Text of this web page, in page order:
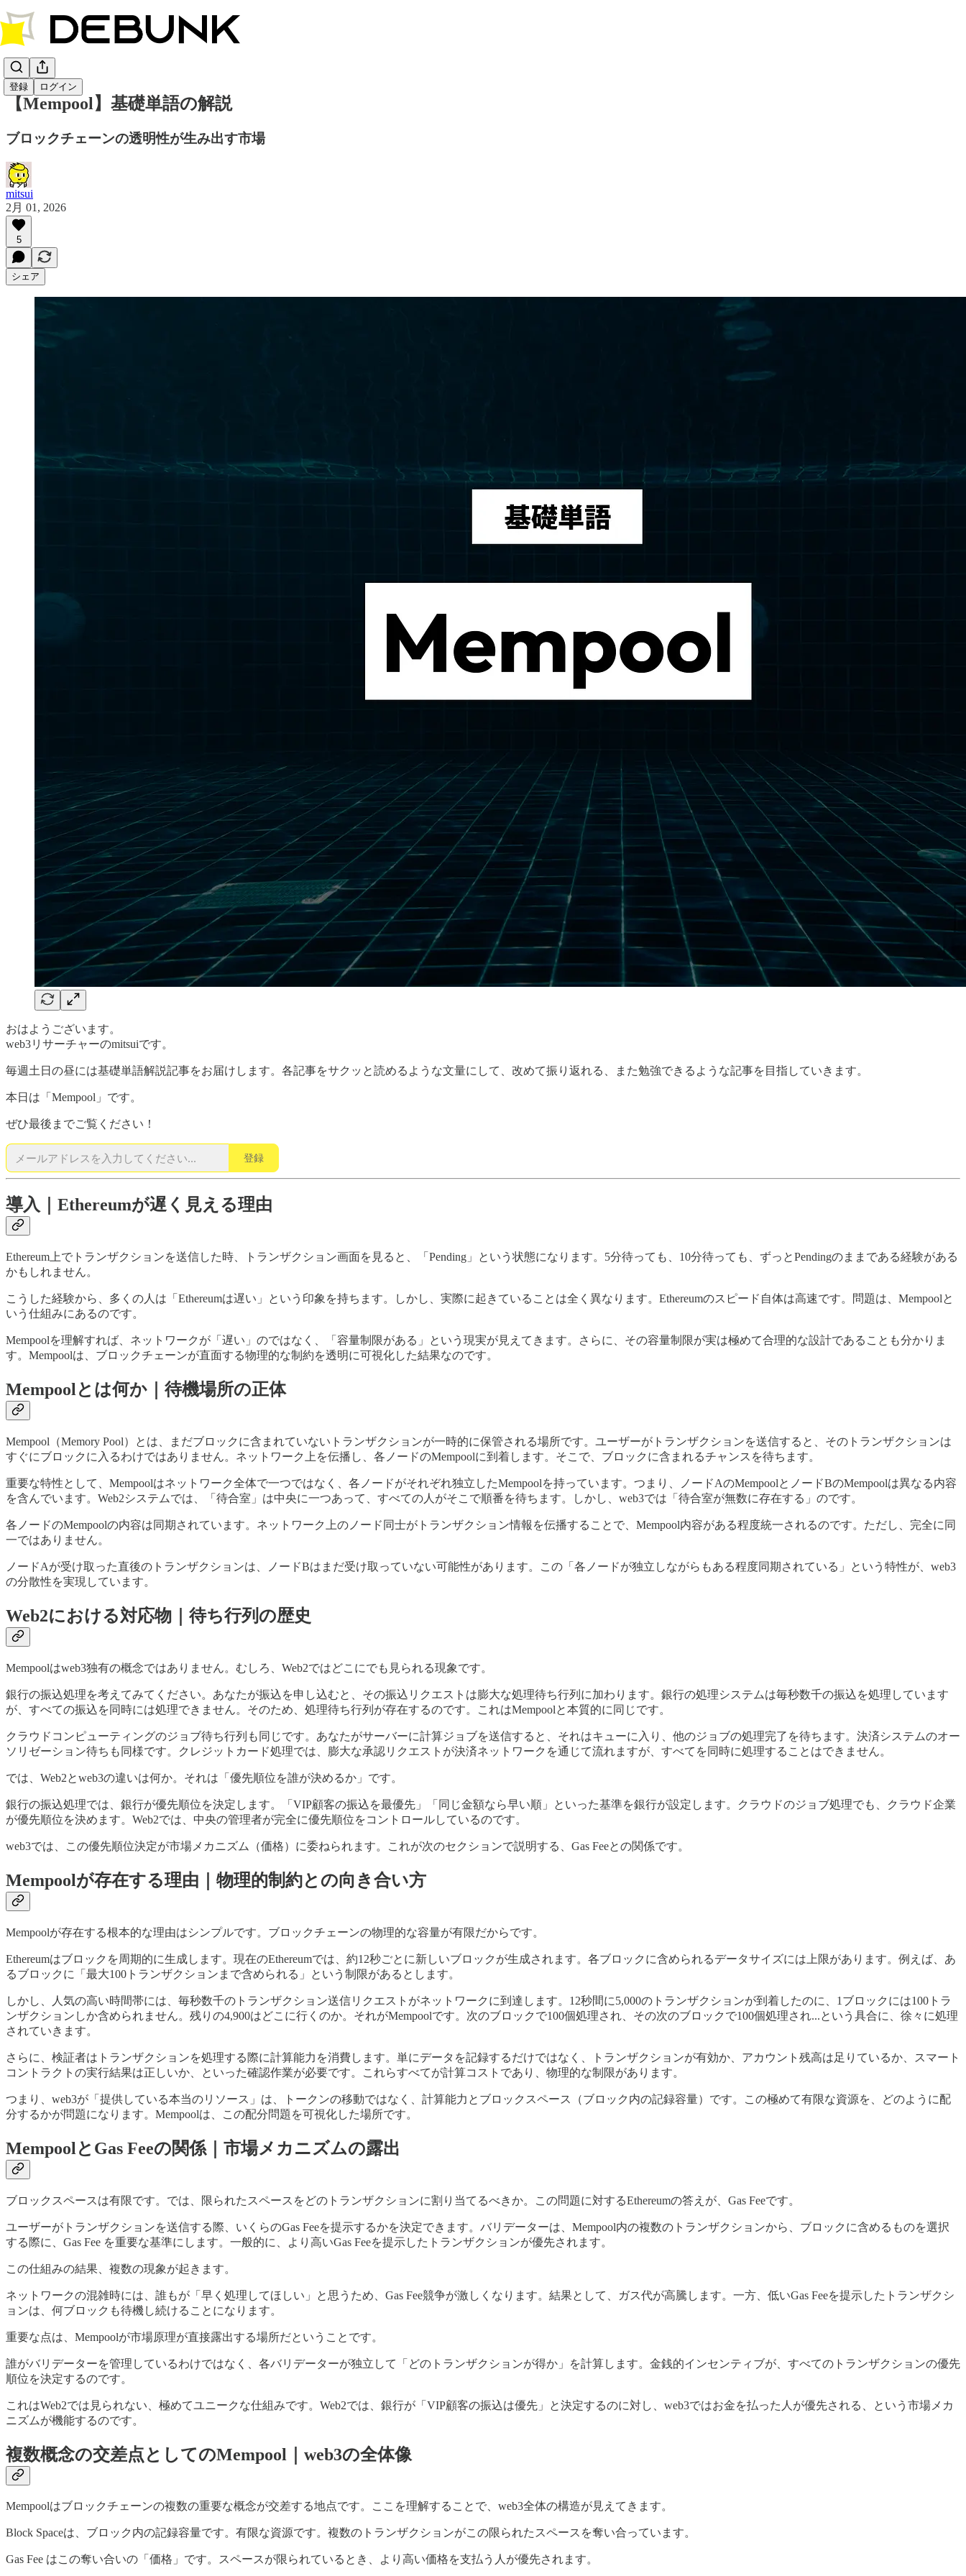
登録 ログイン
【Mempool】基礎単語の解説
ブロックチェーンの透明性が生み出す市場
mitsui
2月 01, 2026
5
シェア
おはようございます。
web3リサーチャーのmitsuiです。
毎週土日の昼には基礎単語解説記事をお届けします。各記事をサクッと読めるような文量にして、改めて振り返れる、また勉強できるような記事を目指していきます。
本日は「Mempool」です。
ぜひ最後までご覧ください！
登録
導入｜Ethereumが遅く見える理由
Ethereum上でトランザクションを送信した時、トランザクション画面を見ると、「Pending」という状態になります。5分待っても、10分待っても、ずっとPendingのままである経験がある
かもしれません。
こうした経験から、多くの人は「Ethereumは遅い」という印象を持ちます。しかし、実際に起きていることは全く異なります。Ethereumのスピード自体は高速です。問題は、Mempoolと
いう仕組みにあるのです。
Mempoolを理解すれば、ネットワークが「遅い」のではなく、「容量制限がある」という現実が見えてきます。さらに、その容量制限が実は極めて合理的な設計であることも分かりま
す。Mempoolは、ブロックチェーンが直面する物理的な制約を透明に可視化した結果なのです。
Mempoolとは何か｜待機場所の正体
Mempool（Memory Pool）とは、まだブロックに含まれていないトランザクションが一時的に保管される場所です。ユーザーがトランザクションを送信すると、そのトランザクションは
すぐにブロックに入るわけではありません。ネットワーク上を伝播し、各ノードのMempoolに到着します。そこで、ブロックに含まれるチャンスを待ちます。
重要な特性として、Mempoolはネットワーク全体で一つではなく、各ノードがそれぞれ独立したMempoolを持っています。つまり、ノードAのMempoolとノードBのMempoolは異なる内容
を含んでいます。Web2システムでは、「待合室」は中央に一つあって、すべての人がそこで順番を待ちます。しかし、web3では「待合室が無数に存在する」のです。
各ノードのMempoolの内容は同期されています。ネットワーク上のノード同士がトランザクション情報を伝播することで、Mempool内容がある程度統一されるのです。ただし、完全に同
一ではありません。
ノードAが受け取った直後のトランザクションは、ノードBはまだ受け取っていない可能性があります。この「各ノードが独立しながらもある程度同期されている」という特性が、web3
の分散性を実現しています。
Web2における対応物｜待ち行列の歴史
Mempoolはweb3独有の概念ではありません。むしろ、Web2ではどこにでも見られる現象です。
銀行の振込処理を考えてみてください。あなたが振込を申し込むと、その振込リクエストは膨大な処理待ち行列に加わります。銀行の処理システムは毎秒数千の振込を処理しています
が、すべての振込を同時には処理できません。そのため、処理待ち行列が存在するのです。これはMempoolと本質的に同じです。
クラウドコンピューティングのジョブ待ち行列も同じです。あなたがサーバーに計算ジョブを送信すると、それはキューに入り、他のジョブの処理完了を待ちます。決済システムのオー
ソリゼーション待ちも同様です。クレジットカード処理では、膨大な承認リクエストが決済ネットワークを通じて流れますが、すべてを同時に処理することはできません。
では、Web2とweb3の違いは何か。それは「優先順位を誰が決めるか」です。
銀行の振込処理では、銀行が優先順位を決定します。「VIP顧客の振込を最優先」「同じ金額なら早い順」といった基準を銀行が設定します。クラウドのジョブ処理でも、クラウド企業
が優先順位を決めます。Web2では、中央の管理者が完全に優先順位をコントロールしているのです。
web3では、この優先順位決定が市場メカニズム（価格）に委ねられます。これが次のセクションで説明する、Gas Feeとの関係です。
Mempoolが存在する理由｜物理的制約との向き合い方
Mempoolが存在する根本的な理由はシンプルです。ブロックチェーンの物理的な容量が有限だからです。
Ethereumはブロックを周期的に生成します。現在のEthereumでは、約12秒ごとに新しいブロックが生成されます。各ブロックに含められるデータサイズには上限があります。例えば、あ
るブロックに「最大100トランザクションまで含められる」という制限があるとします。
しかし、人気の高い時間帯には、毎秒数千のトランザクション送信リクエストがネットワークに到達します。12秒間に5,000のトランザクションが到着したのに、1ブロックには100トラ
ンザクションしか含められません。残りの4,900はどこに行くのか。それがMempoolです。次のブロックで100個処理され、その次のブロックで100個処理され...という具合に、徐々に処理
されていきます。
さらに、検証者はトランザクションを処理する際に計算能力を消費します。単にデータを記録するだけではなく、トランザクションが有効か、アカウント残高は足りているか、スマート
コントラクトの実行結果は正しいか、といった確認作業が必要です。これらすべてが計算コストであり、物理的な制限があります。
つまり、web3が「提供している本当のリソース」は、トークンの移動ではなく、計算能力とブロックスペース（ブロック内の記録容量）です。この極めて有限な資源を、どのように配
分するかが問題になります。Mempoolは、この配分問題を可視化した場所です。
MempoolとGas Feeの関係｜市場メカニズムの露出
ブロックスペースは有限です。では、限られたスペースをどのトランザクションに割り当てるべきか。この問題に対するEthereumの答えが、Gas Feeです。
ユーザーがトランザクションを送信する際、いくらのGas Feeを提示するかを決定できます。バリデーターは、Mempool内の複数のトランザクションから、ブロックに含めるものを選択
する際に、Gas Fee を重要な基準にします。一般的に、より高いGas Feeを提示したトランザクションが優先されます。
この仕組みの結果、複数の現象が起きます。
ネットワークの混雑時には、誰もが「早く処理してほしい」と思うため、Gas Fee競争が激しくなります。結果として、ガス代が高騰します。一方、低いGas Feeを提示したトランザクシ
ョンは、何ブロックも待機し続けることになります。
重要な点は、Mempoolが市場原理が直接露出する場所だということです。
誰がバリデーターを管理しているわけではなく、各バリデーターが独立して「どのトランザクションが得か」を計算します。金銭的インセンティブが、すべてのトランザクションの優先
順位を決定するのです。
これはWeb2では見られない、極めてユニークな仕組みです。Web2では、銀行が「VIP顧客の振込は優先」と決定するのに対し、web3ではお金を払った人が優先される、という市場メカ
ニズムが機能するのです。
複数概念の交差点としてのMempool｜web3の全体像
Mempoolはブロックチェーンの複数の重要な概念が交差する地点です。ここを理解することで、web3全体の構造が見えてきます。
Block Spaceは、ブロック内の記録容量です。有限な資源です。複数のトランザクションがこの限られたスペースを奪い合っています。
Gas Fee はこの奪い合いの「価格」です。スペースが限られているとき、より高い価格を支払う人が優先されます。